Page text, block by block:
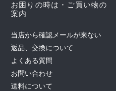
お困りの時は・ご買い物の
案内
当店から確認メールが来ない
返品、交換について
よくある質問
お問い合わせ
送料について